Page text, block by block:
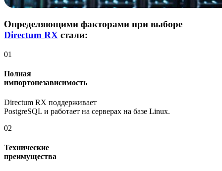
Определяющими факторами при выборе
Directum RX стали:
01
Полная
импортонезависимость
Directum RX поддерживает
PostgreSQL и работает на серверах на базе Linux.
02
Технические
преимущества